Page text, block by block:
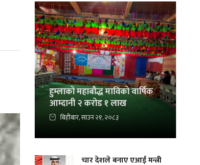
हुम्लाको महाबौद्ध माविको वार्षिक
आम्दानी २ करोड १ लाख
बिहीबार, साउन २१, २०८३
चार देशले बनाए एआई मन्त्री